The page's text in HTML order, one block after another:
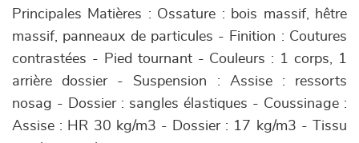
Principales Matières : Ossature : bois massif, hêtre
massif, panneaux de particules - Finition : Coutures
contrastées - Pied tournant - Couleurs : 1 corps, 1
arrière dossier - Suspension : Assise : ressorts
nosag - Dossier : sangles élastiques - Coussinage :
Assise : HR 30 kg/m3 - Dossier : 17 kg/m3 - Tissu